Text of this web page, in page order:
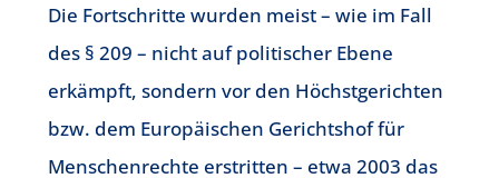
Die Fortschritte wurden meist – wie im Fall
des § 209 – nicht auf politischer Ebene
erkämpft, sondern vor den Höchstgerichten
bzw. dem Europäischen Gerichtshof für
Menschenrechte erstritten – etwa 2003 das